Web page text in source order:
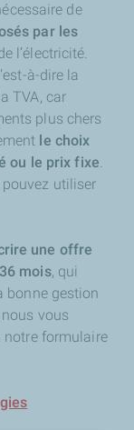
de
par les
l’électricité.
à-dire la
TVA, car
plus chers
le choix
ou le prix fixe.
utiliser
une offre
mois, qui
bonne gestion
vous
formulaire